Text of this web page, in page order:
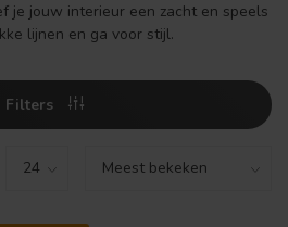
je jouw interieur een zacht en speels
lijnen en ga voor stijl.
Filters